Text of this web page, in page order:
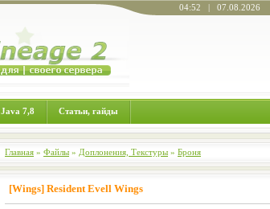
04:52 | 07.08.2026
Java 7,8 Статьи, гайды
Главная » Файлы » Доплонения, Текстуры » Броня
[Wings] Resident Evell Wings